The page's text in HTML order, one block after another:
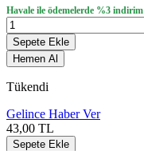
Havale ile ödemelerde %3 indirim
Sepete Ekle
Hemen Al
Tükendi
Gelince Haber Ver
43,00 TL
Sepete Ekle